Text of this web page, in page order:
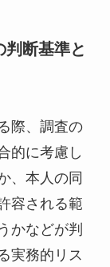
判断基準と
際、調査の
的に考慮し
、本人の同
容される範
かなどが判
実務的リス